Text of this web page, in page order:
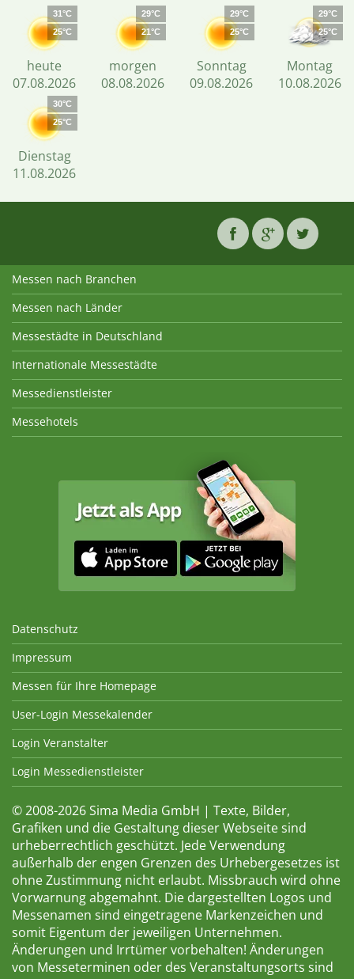
31°C
25°C
heute
07.08.2026
29°C
21°C
morgen
08.08.2026
29°C
25°C
Sonntag
09.08.2026
29°C
25°C
Montag
10.08.2026
30°C
25°C
Dienstag
11.08.2026
Messen nach Branchen
Messen nach Länder
Messestädte in Deutschland
Internationale Messestädte
Messedienstleister
Messehotels
Datenschutz
Impressum
Messen für Ihre Homepage
User-Login Messekalender
Login Veranstalter
Login Messedienstleister
© 2008-2026 Sima Media GmbH | Texte, Bilder,
Grafiken und die Gestaltung dieser Webseite sind
urheberrechtlich geschützt. Jede Verwendung
außerhalb der engen Grenzen des Urhebergesetzes ist
ohne Zustimmung nicht erlaubt. Missbrauch wird ohne
Vorwarnung abgemahnt. Die dargestellten Logos und
Messenamen sind eingetragene Markenzeichen und
somit Eigentum der jeweiligen Unternehmen.
Änderungen und Irrtümer vorbehalten! Änderungen
von Messeterminen oder des Veranstaltungsorts sind